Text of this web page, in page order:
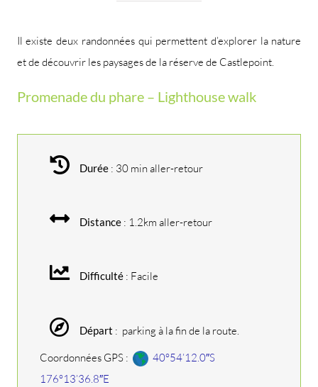
Il existe deux randonnées qui permettent d’explorer la nature
et de découvrir les paysages de la réserve de Castlepoint.
Promenade du phare – Lighthouse walk
Durée: 30 min aller-retour
Distance: 1.2km aller-retour
Difficulté: Facile
Départ : parking à la fin de la route.
Coordonnées GPS :
40°54’12.0″S
176°13’36.8″E